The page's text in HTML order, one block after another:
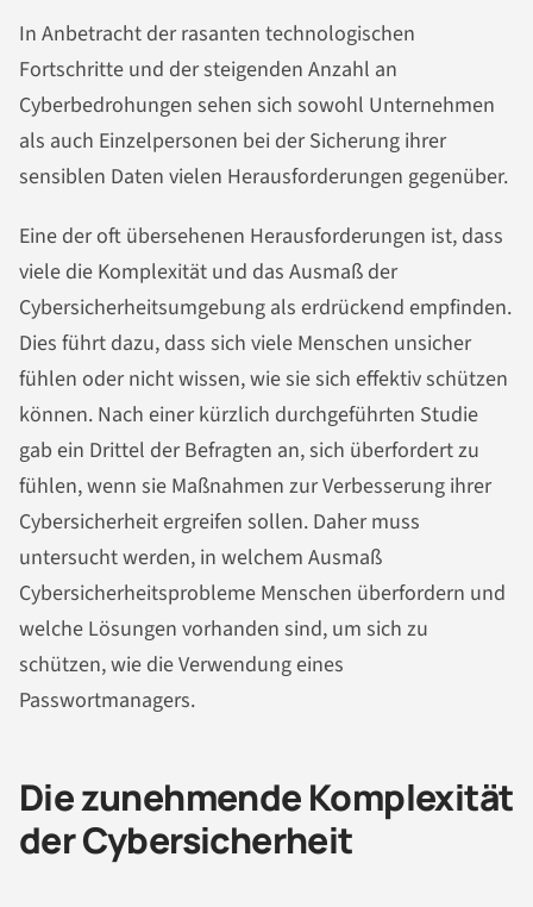
In Anbetracht der rasanten technologischen
Fortschritte und der steigenden Anzahl an
Cyberbedrohungen sehen sich sowohl Unternehmen
als auch Einzelpersonen bei der Sicherung ihrer
sensiblen Daten vielen Herausforderungen gegenüber.
Eine der oft übersehenen Herausforderungen ist, dass
viele die Komplexität und das Ausmaß der
Cybersicherheitsumgebung als erdrückend empfinden.
Dies führt dazu, dass sich viele Menschen unsicher
fühlen oder nicht wissen, wie sie sich effektiv schützen
können. Nach einer kürzlich durchgeführten Studie
gab ein Drittel der Befragten an, sich überfordert zu
fühlen, wenn sie Maßnahmen zur Verbesserung ihrer
Cybersicherheit ergreifen sollen. Daher muss
untersucht werden, in welchem Ausmaß
Cybersicherheitsprobleme Menschen überfordern und
welche Lösungen vorhanden sind, um sich zu
schützen, wie die Verwendung eines
Passwortmanagers.
Die zunehmende Komplexität
der Cybersicherheit